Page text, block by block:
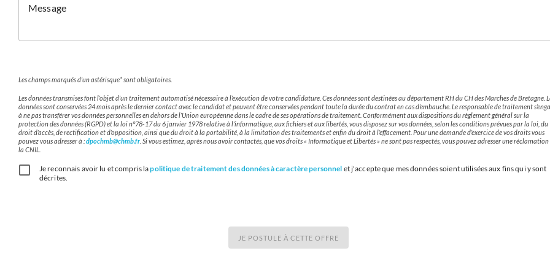
Message
Les champs marqués d'un astérisque* sont obligatoires.
Les données transmises font l’objet d’un traitement automatisé nécessaire à l’exécution de votre candidature. Ces données sont destinées au département RH du CH des Marches de Bretagne.
données sont conservées 24 mois après le dernier contact avec le candidat et peuvent être conservées pendant toute la durée du contrat en cas d’embauche. Le responsable de traitement
à ne pas transférer vos données personnelles en dehors de l’Union européenne dans le cadre de ses opérations de traitement. Conformément aux dispositions du règlement général sur la
protection des données (RGPD) et la loi n°78-17 du 6 janvier 1978 relative à l'informatique, aux fichiers et aux libertés, vous disposez sur vos données, selon les conditions prévues par la loi, du
droit d’accès, de rectification et d’opposition, ainsi que du droit à la portabilité, à la limitation des traitements et enfin du droit à l’effacement. Pour une demande d’exercice de vos droits vous
pouvez vous adresser à :dpochmb@chmb.fr . Si vous estimez, après nous avoir contactés, que vos droits « Informatique et Libertés » ne sont pas respectés, vous pouvez adresser une réclamation
la CNIL.
Je reconnais avoir lu et compris lapolitique de traitement des données à caractère personnel et j'accepte que mes données soient utilisées aux fins qui y sont
décrites.
JE POSTULE À CETTE OFFRE